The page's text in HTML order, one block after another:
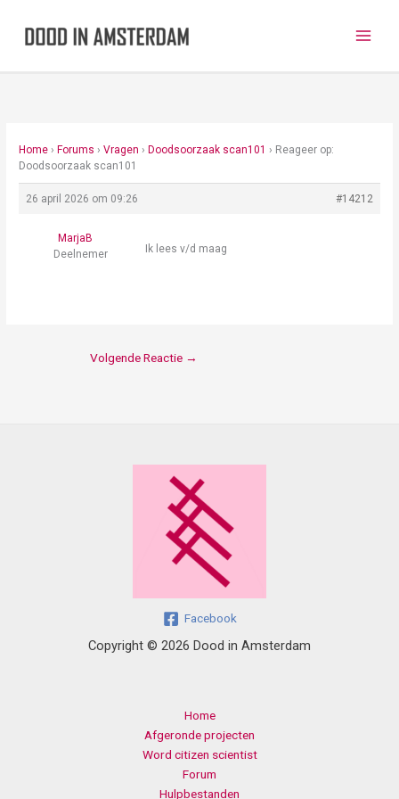
Home › Forums › Vragen › Doodsoorzaak scan101 › Reageer op:
Doodsoorzaak scan101
26 april 2026 om 09:26 #14212
MarjaB
Deelnemer
Ik lees v/d maag
Volgende Reactie →
Facebook
Copyright © 2026 Dood in Amsterdam
Home
Afgeronde projecten
Word citizen scientist
Forum
Hulpbestanden